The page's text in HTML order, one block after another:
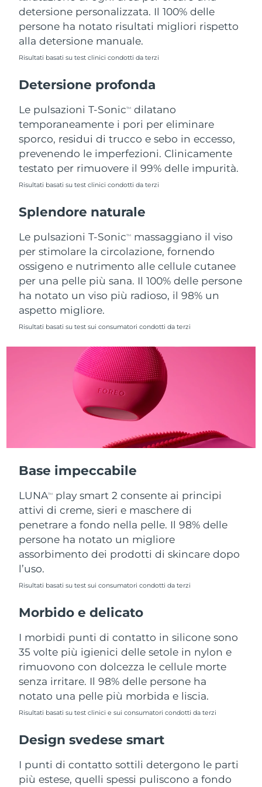
detersione personalizzata. Il 100% delle
persone ha notato risultati migliori rispetto
alla detersione manuale.
Risultati basati su test clinici condotti da terzi
Detersione profonda
Le pulsazioni T-SonicTM
dilatano
temporaneamente i pori per eliminare
sporco, residui di trucco e sebo in eccesso,
prevenendo le imperfezioni. Clinicamente
testato per rimuovere il 99% delle impurità.
Risultati basati su test clinici condotti da terzi
Splendore naturale
Le pulsazioni T-SonicTM
massaggiano il viso
per stimolare la circolazione, fornendo
ossigeno e nutrimento alle cellule cutanee
per una pelle più sana. Il 100% delle persone
ha notato un viso più radioso, il 98% un
aspetto migliore.
Risultati basati su test sui consumatori condotti da terzi
Base impeccabile
LUNATM
play smart 2 consente ai principi
attivi di creme, sieri e maschere di
penetrare a fondo nella pelle. Il 98% delle
persone ha notato un migliore
assorbimento dei prodotti di skincare dopo
l’uso.
Risultati basati su test sui consumatori condotti da terzi
Morbido e delicato
I morbidi punti di contatto in silicone sono
35 volte più igienici delle setole in nylon e
rimuovono con dolcezza le cellule morte
senza irritare. Il 98% delle persone ha
notato una pelle più morbida e liscia.
Risultati basati su test clinici e sui consumatori condotti da terzi
Design svedese smart
I punti di contatto sottili detergono le parti
più estese, quelli spessi puliscono a fondo
Filippine Consegna stimata
Polonia
Qatar Consegna stimata
Riunione Consegna stimata 8/15/26
Romania Consegna stimata
Russia
Arabia Saudita Consegna stimata 8/11/26
Singapore Consegna stimata
Slovacchia Consegna stimata8/10/26
Slovenia
Corea del Sud Consegna stimata
Consegna stimata
Thailandia Consegna stimata
Turchia Consegna stimata
Emirati Arabi Uniti 8/11/26
Regno Unito Consegna stimata
Stati Uniti
Uzbekistan
Vietnam Consegna stimata 8/16/26